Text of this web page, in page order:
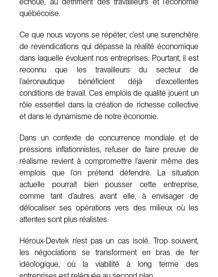
québécoise.
Ce que nous voyons se répéter, c’est une surenchère
de revendications qui dépasse la réalité économique
dans laquelle évoluent nos entreprises. Pourtant, il est
reconnu que les travailleurs du secteur de
l’aéronautique bénéficient déjà d’excellentes
conditions de travail. Ces emplois de qualité jouent un
rôle essentiel dans la création de richesse collective
et dans le dynamisme de notre économie.
Dans un contexte de concurrence mondiale et de
pressions inflationnistes, refuser de faire preuve de
réalisme revient à compromettre l’avenir même des
emplois que l’on prétend défendre. La situation
actuelle pourrait bien pousser cette entreprise,
comme tant d’autres avant elle, à envisager de
délocaliser ses opérations vers des milieux où les
attentes sont plus réalistes.
Héroux-Devtek n’est pas un cas isolé. Trop souvent,
les négociations se transforment en bras de fer
idéologique, où la viabilité à long terme des